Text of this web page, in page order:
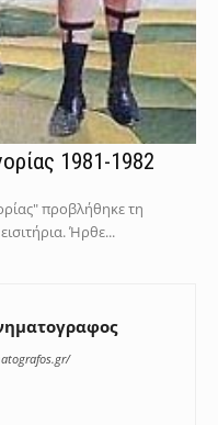
1981-1982
προβλήθηκε τη
Ήρθε...